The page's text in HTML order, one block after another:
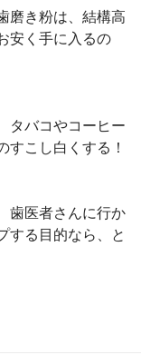
磨き粉は、結構高
安く手に入るの
タバコやコーヒー
すこし白くする！
歯医者さんに行か
する目的なら、と